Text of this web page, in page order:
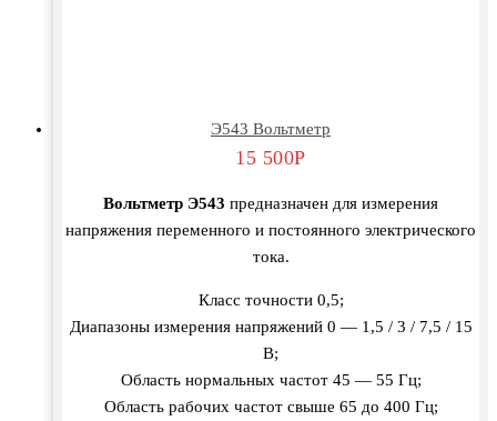
Э543 Вольтметр
15 500Р
Вольтметр Э543 предназначен для измерения
напряжения переменного и постоянного электрического
тока.
Класс точности 0,5;
Диапазоны измерения напряжений 0 — 1,5 / 3 / 7,5 / 15
В;
Область нормальных частот 45 — 55 Гц;
Область рабочих частот свыше 65 до 400 Гц;